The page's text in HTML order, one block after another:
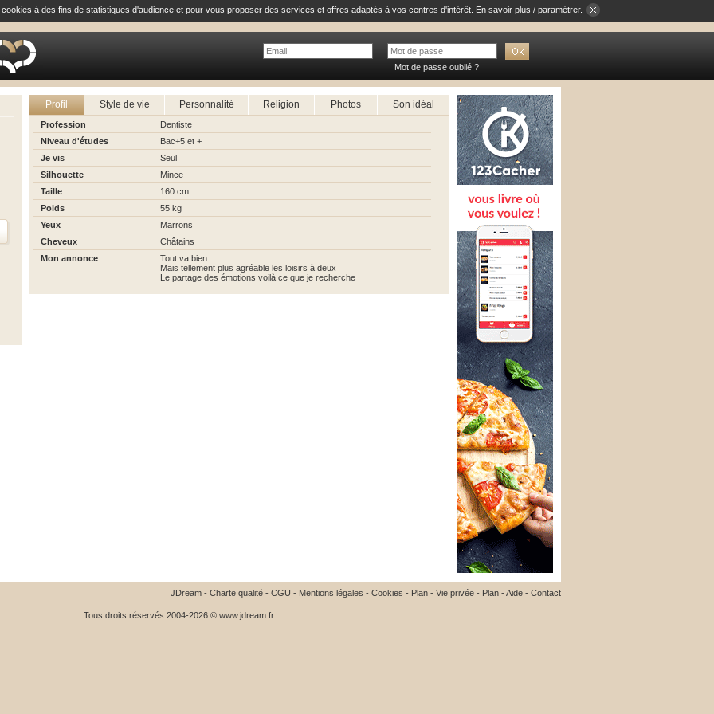
à des fins de statistiques d'audience et pour vous proposer des services et offres adaptés à vos centres d'intérêt. En savoir plus / paramétrer.
Mot de passe oublié ?
Profil Style de vie Personnalité Religion Photos Son idéal
Profession
Dentiste
Niveau d'études
Bac+5 et +
Je vis
Seul
Silhouette
Mince
Taille
160 cm
Poids
55 kg
Yeux
Marrons
Cheveux
Châtains
Mon annonce
Tout va bien
Mais tellement plus agréable les loisirs à deux
Le partage des émotions voilà ce que je recherche
JDream - Charte qualité - CGU - Mentions légales - Cookies - Plan - Vie privée - Plan -Aide - Contact
Tous droits réservés 2004-2026 © www.jdream.fr